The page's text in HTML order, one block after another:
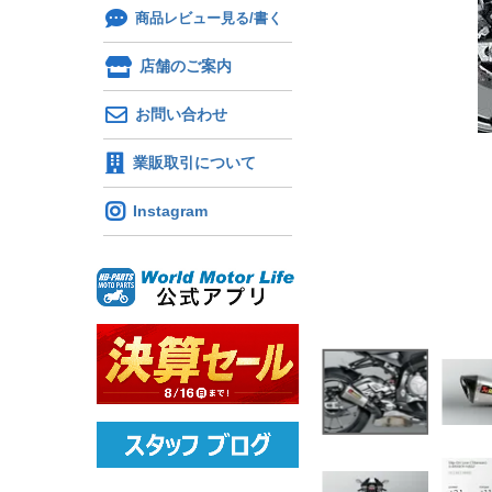
商品レビュー見る/書く
店舗のご案内
お問い合わせ
業販取引について
Instagram